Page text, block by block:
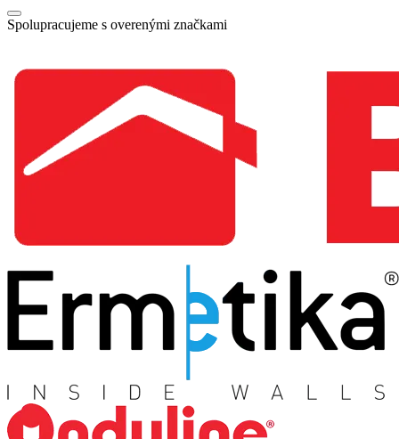
Spolupracujeme s overenými značkami